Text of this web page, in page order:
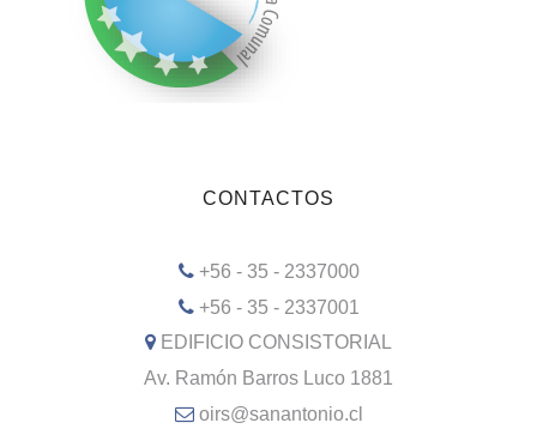
CONTACTOS
+56 - 35 - 2337000
+56 - 35 - 2337001
EDIFICIO CONSISTORIAL
Av. Ramón Barros Luco 1881
oirs@sanantonio.cl